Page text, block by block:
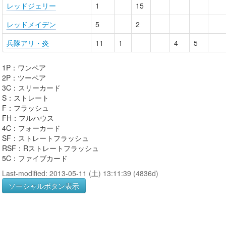
レッドジェリー
1
15
レッドメイデン
5
2
兵隊アリ・炎
11 1 4 5
1P：ワンペア
2P：ツーペア
3C：スリーカード
S：ストレート
F：フラッシュ
FH：フルハウス
4C：フォーカード
SF：ストレートフラッシュ
RSF：Rストレートフラッシュ
5C：ファイブカード
Last-modified: 2013-05-11 (土) 13:11:39 (4836d)
ソーシャルボタン表示